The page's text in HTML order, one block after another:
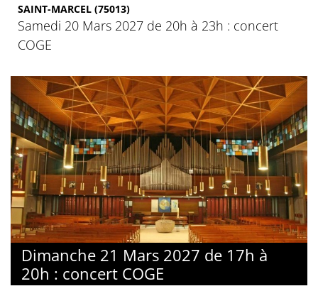
SAINT-MARCEL (75013)
Samedi 20 Mars 2027 de 20h à 23h : concert
COGE
Dimanche 21 Mars 2027 de 17h à
20h : concert COGE